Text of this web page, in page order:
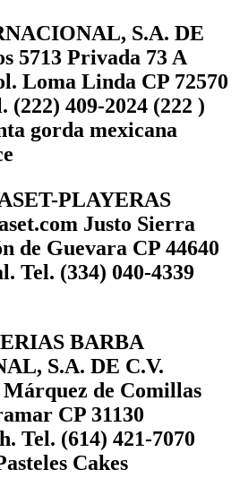
S.A. DE
5713 Privada 73 A
Loma Linda CP 72570
(222) 409-2024 (222 )
gorda mexicana
PLAYERAS
Justo Sierra
de Guevara CP 44640
Tel. (334) 040-4339
BARBA
S.A. DE C.V.
de Comillas
CP 31130
Tel. (614) 421-7070
Cakes